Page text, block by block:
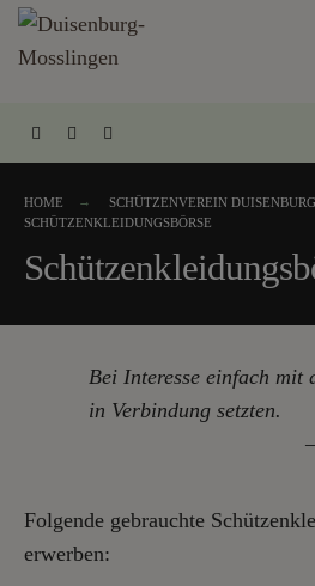
HOME
SCHÜTZENVEREIN
SCHÜTZENKLEIDUNGSBÖRSE
Bei Interesse einfach mit
in Verbindung setzten.
Folgende gebrauchte
erwerben: